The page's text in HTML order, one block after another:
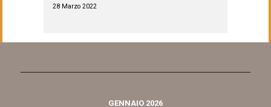
28 Marzo 2022
GENNAIO 2026